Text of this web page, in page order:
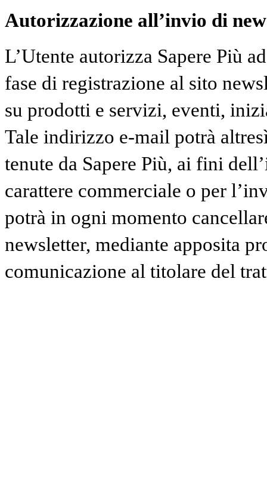
Autorizzazione all’invio di
L’Utente autorizza Sapere Più
fase di registrazione al sito
su prodotti e servizi, eventi,
Tale indirizzo e-mail potrà
tenute da Sapere Più, ai fini
carattere commerciale o per
potrà in ogni momento
newsletter, mediante apposita
comunicazione al titolare del